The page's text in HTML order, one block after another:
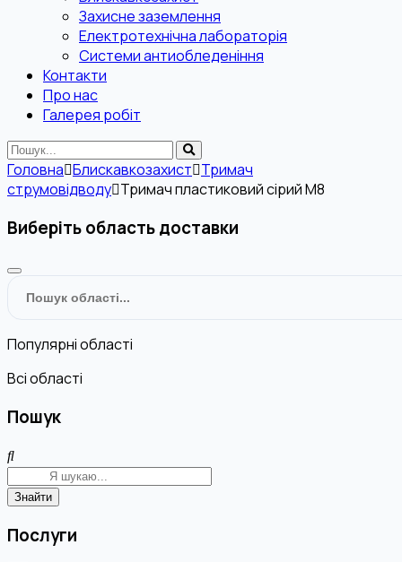
Захисне заземлення
Електротехнічна лабораторія
Системи антиобледеніння
Контакти
Про нас
Галерея робіт
Головна Блискавкозахист Тримач
струмовідводу Тримач пластиковий сірий М8
Виберіть область доставки
Популярні області
Всі області
Пошук
Знайти
Послуги